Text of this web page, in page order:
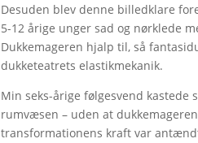
Desuden blev denne billedklare
5-12 årige unger sad og nørklede
Dukkemageren hjalp til, så
dukketeatrets elastikmekanik.
Min seks-årige følgesvend
rumvæsen – uden at
transformationens kraft var